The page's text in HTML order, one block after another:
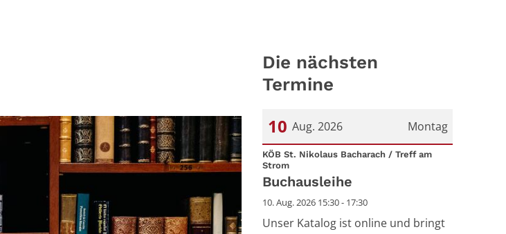
Die nächsten
Termine
Montag
10 Aug. 2026
Datum: 10. August 2026
KÖB St. Nikolaus Bacharach / Treff am
Strom:
Buchausleihe
10. Aug. 2026 15:30 - 17:30
Unser Katalog ist online und bringt